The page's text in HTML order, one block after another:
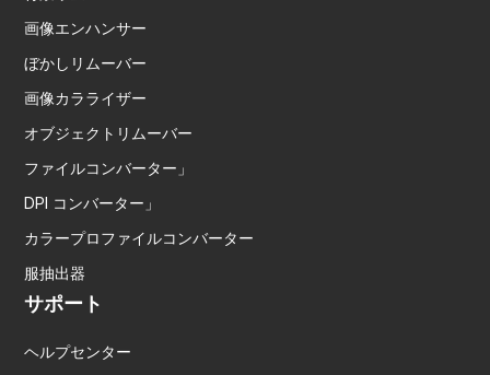
画像エンハンサー
ぼかしリムーバー
画像カラライザー
オブジェクトリムーバー
ファイルコンバーター」
DPI コンバーター」
カラープロファイルコンバーター
服抽出器
サポート
ヘルプセンター